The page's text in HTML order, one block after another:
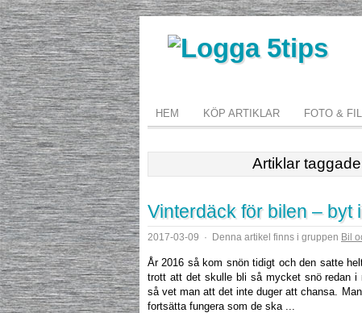
HEM KÖP ARTIKLAR FOTO &
Artiklar taggade
Vinterdäck för bilen – byt
2017-03-09 · Denna artikel finns i gruppen Bil
År 2016 så kom snön tidigt och den satte
trott att det skulle bli så mycket snö redan i
så vet man att det inte duger att chansa.
fortsätta fungera som de ska ...